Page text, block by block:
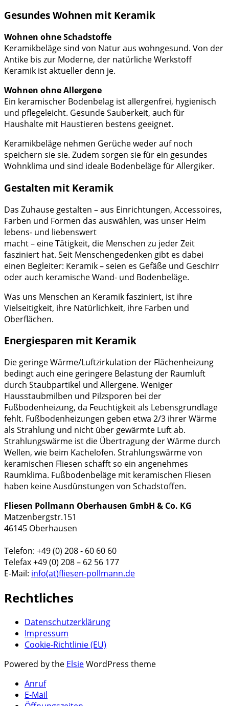
Gesundes Wohnen mit Keramik
Wohnen ohne Schadstoffe
Keramikbeläge sind von Natur aus wohngesund. Von der
Antike bis zur Moderne, der natürliche Werkstoff
Keramik ist aktueller denn je.
Wohnen ohne Allergene
Ein keramischer Bodenbelag ist allergenfrei, hygienisch
und pflegeleicht. Gesunde Sauberkeit, auch für
Haushalte mit Haustieren bestens geeignet.
Keramikbeläge nehmen Gerüche weder auf noch
speichern sie sie. Zudem sorgen sie für ein gesundes
Wohnklima und sind ideale Bodenbeläge für Allergiker.
Gestalten mit Keramik
Das Zuhause gestalten – aus Einrichtungen, Accessoires,
Farben und Formen das auswählen, was unser Heim
lebens- und liebenswert
macht – eine Tätigkeit, die Menschen zu jeder Zeit
fasziniert hat. Seit Menschengedenken gibt es dabei
einen Begleiter: Keramik – seien es Gefäße und Geschirr
oder auch keramische Wand- und Bodenbeläge.
Was uns Menschen an Keramik fasziniert, ist ihre
Vielseitigkeit, ihre Natürlichkeit, ihre Farben und
Oberflächen.
Energiesparen mit Keramik
Die geringe Wärme/Luftzirkulation der Flächenheizung
bedingt auch eine geringere Belastung der Raumluft
durch Staubpartikel und Allergene. Weniger
Hausstaubmilben und Pilzsporen bei der
Fußbodenheizung, da Feuchtigkeit als Lebensgrundlage
fehlt. Fußbodenheizungen geben etwa 2/3 ihrer Wärme
als Strahlung und nicht über gewärmte Luft ab.
Strahlungswärme ist die Übertragung der Wärme durch
Wellen, wie beim Kachelofen. Strahlungswärme von
keramischen Fliesen schafft so ein angenehmes
Raumklima. Fußbodenbeläge mit keramischen Fliesen
haben keine Ausdünstungen von Schadstoffen.
Fliesen Pollmann Oberhausen GmbH & Co. KG
Matzenbergstr.151
46145 Oberhausen
Telefon: +49 (0) 208 - 60 60 60
Telefax +49 (0) 208 – 62 56 177
E-Mail: info(at)fliesen-pollmann.de
Rechtliches
Datenschutzerklärung
Impressum
Cookie-Richtlinie (EU)
Powered by the ElsieWordPress theme
Anruf
E-Mail